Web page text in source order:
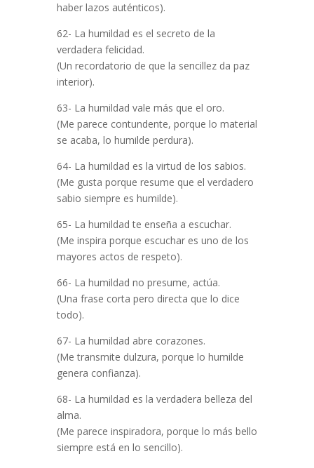
haber lazos auténticos).
62- La humildad es el secreto de la
verdadera felicidad.
(Un recordatorio de que la sencillez da paz
interior).
63- La humildad vale más que el oro.
(Me parece contundente, porque lo material
se acaba, lo humilde perdura).
64- La humildad es la virtud de los sabios.
(Me gusta porque resume que el verdadero
sabio siempre es humilde).
65- La humildad te enseña a escuchar.
(Me inspira porque escuchar es uno de los
mayores actos de respeto).
66- La humildad no presume, actúa.
(Una frase corta pero directa que lo dice
todo).
67- La humildad abre corazones.
(Me transmite dulzura, porque lo humilde
genera confianza).
68- La humildad es la verdadera belleza del
alma.
(Me parece inspiradora, porque lo más bello
siempre está en lo sencillo).